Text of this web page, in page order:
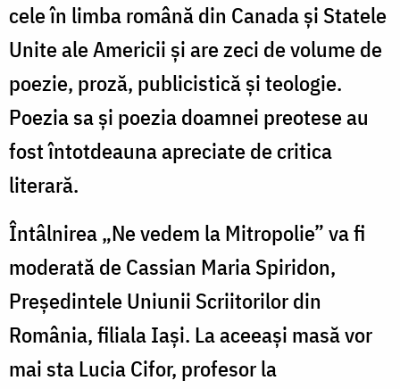
cele în limba română din Canada și Statele
Unite ale Americii și are zeci de volume de
poezie, proză, publicistică și teologie.
Poezia sa și poezia doamnei preotese au
fost întotdeauna apreciate de critica
literară.
Întâlnirea „Ne vedem la Mitropolie” va fi
moderată de Cassian Maria Spiridon,
Președintele Uniunii Scriitorilor din
România, filiala Iași. La aceeași masă vor
mai sta Lucia Cifor, profesor la